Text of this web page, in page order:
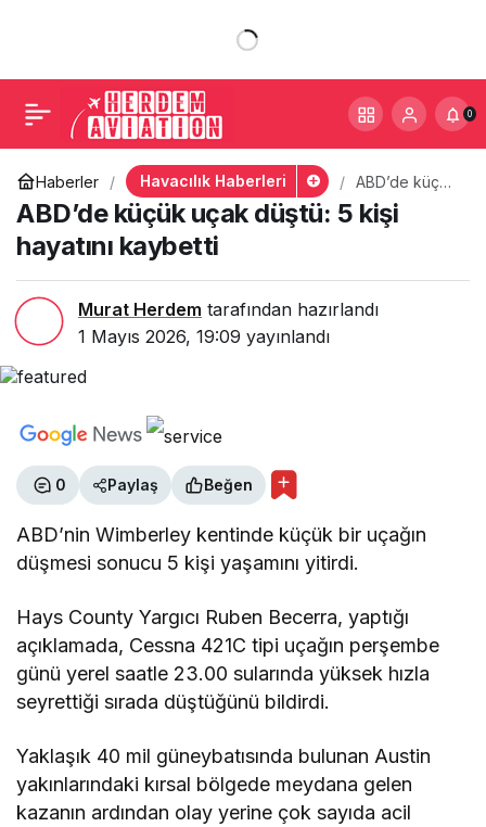
0
Haberler Havacılık Haberleri
ABD’de küçük
uçak düştü: 5
kişi hayatını
ABD’de küçük uçak düştü: 5 kişi
hayatını kaybetti
Murat Herdem tarafından hazırlandı
1 Mayıs 2026, 19:09 yayınlandı
0 Paylaş Beğen
ABD’nin Wimberley kentinde küçük bir uçağın
düşmesi sonucu 5 kişi yaşamını yitirdi.
Hays County Yargıcı Ruben Becerra, yaptığı
açıklamada, Cessna 421C tipi uçağın perşembe
günü yerel saatle 23.00 sularında yüksek hızla
seyrettiği sırada düştüğünü bildirdi.
Yaklaşık 40 mil güneybatısında bulunan Austin
yakınlarındaki kırsal bölgede meydana gelen
kazanın ardından olay yerine çok sayıda acil
düştü: 5 kişi hayatını
kaybetti